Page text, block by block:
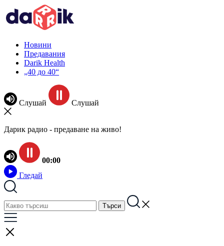
Новини
Предавания
Darik Health
„40 до 40“
Слушай Слушай
Дарик радио - предаване на живо!
00:00
Гледай